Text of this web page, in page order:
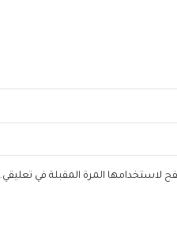
لاستخدامها المرة المقبلة في تعليقي.